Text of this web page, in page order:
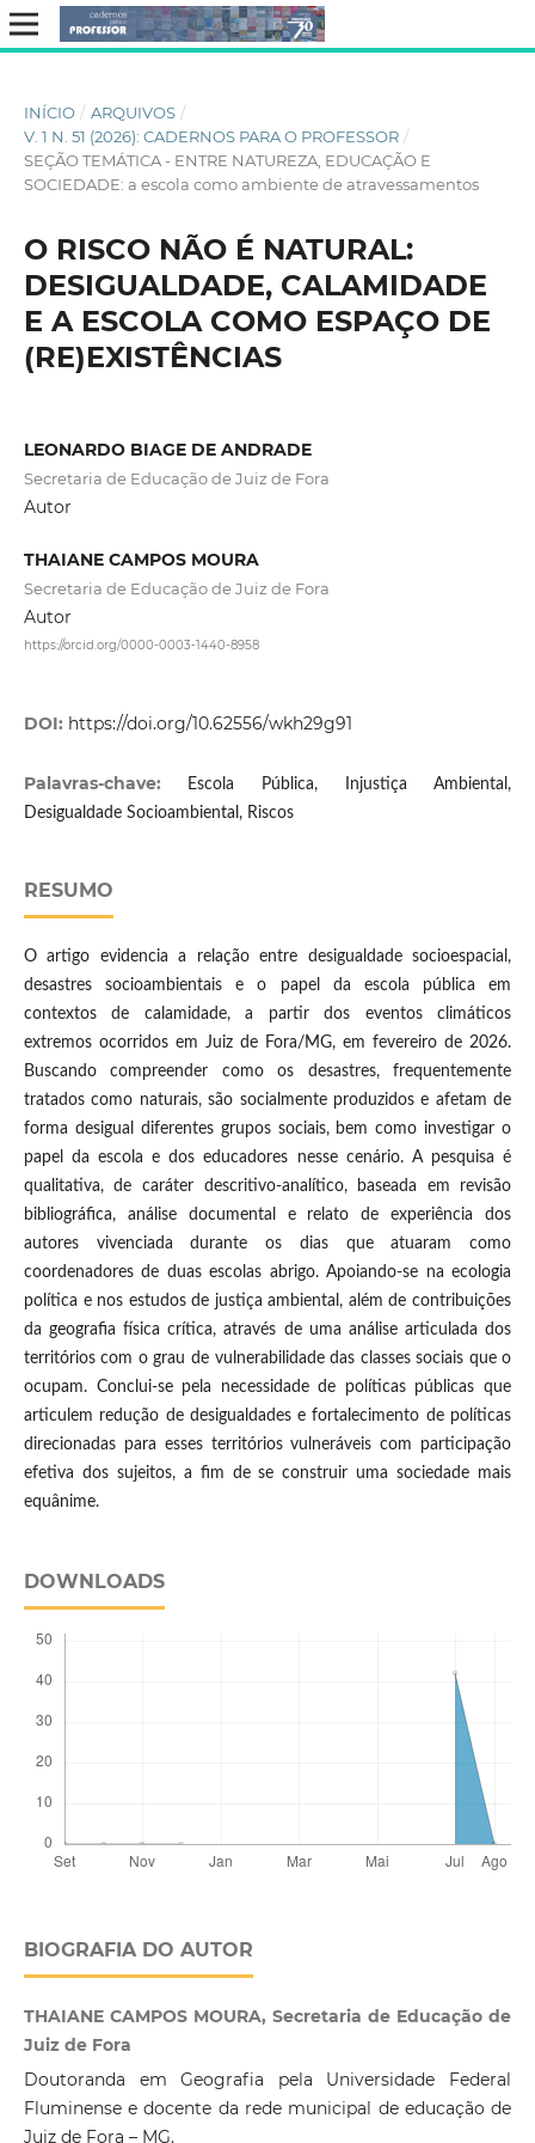
INÍCIO / ARQUIVOS /
V. 1 N. 51 (2026): CADERNOS PARA O PROFESSOR /
SEÇÃO TEMÁTICA - ENTRE NATUREZA, EDUCAÇÃO E
SOCIEDADE: a escola como ambiente de atravessamentos
O RISCO NÃO É NATURAL:
DESIGUALDADE, CALAMIDADE
E A ESCOLA COMO ESPAÇO DE
(RE)EXISTÊNCIAS
LEONARDO BIAGE DE ANDRADE
Secretaria de Educação de Juiz de Fora
Autor
THAIANE CAMPOS MOURA
Secretaria de Educação de Juiz de Fora
Autor
https://orcid.org/0000-0003-1440-8958
DOI: https://doi.org/10.62556/wkh29g91
Palavras-chave:
Escola Pública, Injustiça Ambiental,
Desigualdade Socioambiental, Riscos
RESUMO
O artigo evidencia a relação entre desigualdade socioespacial,
desastres socioambientais e o papel da escola pública em
contextos de calamidade, a partir dos eventos climáticos
extremos ocorridos em Juiz de Fora/MG, em fevereiro de 2026.
Buscando compreender como os desastres, frequentemente
tratados como naturais, são socialmente produzidos e afetam de
forma desigual diferentes grupos sociais, bem como investigar o
papel da escola e dos educadores nesse cenário. A pesquisa é
qualitativa, de caráter descritivo-analítico, baseada em revisão
bibliográfica, análise documental e relato de experiência dos
autores vivenciada durante os dias que atuaram como
coordenadores de duas escolas abrigo. Apoiando-se na ecologia
política e nos estudos de justiça ambiental, além de contribuições
da geografia física crítica, através de uma análise articulada dos
territórios com o grau de vulnerabilidade das classes sociais que o
ocupam. Conclui-se pela necessidade de políticas públicas que
articulem redução de desigualdades e fortalecimento de políticas
direcionadas para esses territórios vulneráveis com participação
efetiva dos sujeitos, a fim de se construir uma sociedade mais
equânime.
DOWNLOADS
BIOGRAFIA DO AUTOR
THAIANE CAMPOS MOURA, Secretaria de Educação de
Juiz de Fora
Doutoranda em Geografia pela Universidade Federal
Fluminense e docente da rede municipal de educação de
Juiz de Fora – MG.